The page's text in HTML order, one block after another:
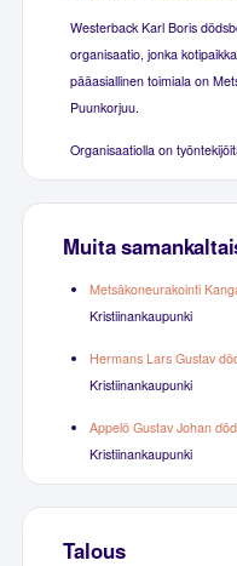
Westerback Karl Boris
organisaatio, jonka
pääasiallinen toimiala on
Puunkorjuu.
Organisaatiolla on
Muita
Metsäkoneurakointi
Kristiinankaupunki
Hermans Lars Gustav
Kristiinankaupunki
Appelö Gustav Johan
Kristiinankaupunki
Talous